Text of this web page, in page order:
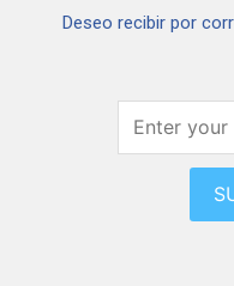
e
Deseo recibir por